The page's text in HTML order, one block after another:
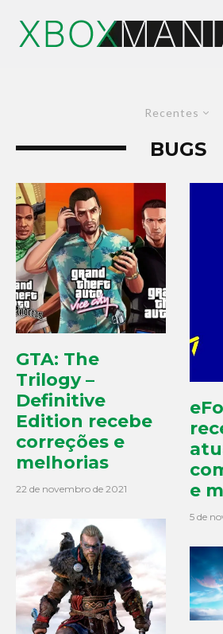
Recentes
BUGS
GTA: The
Trilogy –
Definitive
Edition recebe
correções e
melhorias
22 de novembro de 2021
e
5 de